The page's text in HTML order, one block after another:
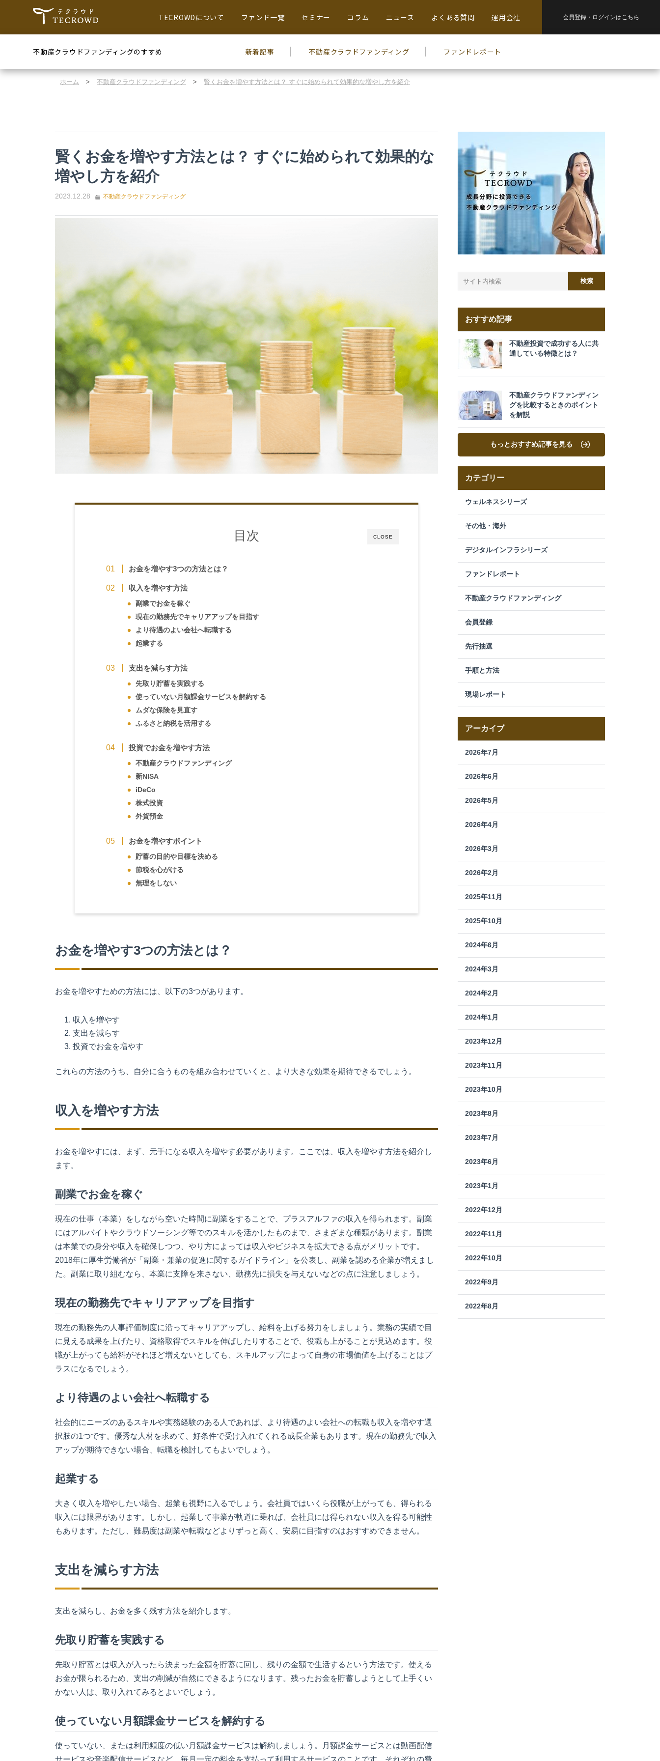
TECROWDについて ファンド一覧 セミナー コラム ニュース よくある質問 運用会社 会員登録・ ログインはこちら
不動産クラウドファンディングのすすめ 新着記事 不動産クラウドファンディング ファンドレポート
ホーム > 不動産クラウドファンディング > 賢くお金を増やす方法とは？ すぐに始められて効果的な増やし方を紹介
賢くお金を増やす方法とは？ すぐに始められて効果的な
増やし方を紹介
2023.12.28 不動産クラウドファンディング
CLOSE
目次
お金を増やす3つの方法とは？
収入を増やす方法
副業でお金を稼ぐ
現在の勤務先でキャリアアップを目指す
より待遇のよい会社へ転職する
起業する
支出を減らす方法
先取り貯蓄を実践する
使っていない月額課金サービスを解約する
ムダな保険を見直す
ふるさと納税を活用する
投資でお金を増やす方法
不動産クラウドファンディング
新NISA
iDeCo
株式投資
外貨預金
お金を増やすポイント
貯蓄の目的や目標を決める
節税を心がける
無理をしない
お金を増やす3つの方法とは？
お金を増やすための方法には、以下の3つがあります。
収入を増やす
支出を減らす
投資でお金を増やす
これらの方法のうち、自分に合うものを組み合わせていくと、より大きな効果を期待できるでしょう。
収入を増やす方法
お金を増やすには、まず、元手になる収入を増やす必要があります。ここでは、収入を増やす方法を紹介し
ます。
副業でお金を稼ぐ
現在の仕事（本業）をしながら空いた時間に副業をすることで、プラスアルファの収入を得られます。副業
にはアルバイトやクラウドソーシング等でのスキルを活かしたものまで、さまざまな種類があります。副業
は本業での身分や収入を確保しつつ、やり方によっては収入やビジネスを拡大できる点がメリットです。
2018年に厚生労働省が「副業・兼業の促進に関するガイドライン」を公表し、副業を認める企業が増えまし
た。副業に取り組むなら、本業に支障を来さない、勤務先に損失を与えないなどの点に注意しましょう。
現在の勤務先でキャリアアップを目指す
現在の勤務先の人事評価制度に沿ってキャリアアップし、給料を上げる努力をしましょう。業務の実績で目
に見える成果を上げたり、資格取得でスキルを伸ばしたりすることで、役職も上がることが見込めます。役
職が上がっても給料がそれほど増えないとしても、スキルアップによって自身の市場価値を上げることはプ
ラスになるでしょう。
より待遇のよい会社へ転職する
社会的にニーズのあるスキルや実務経験のある人であれば、より待遇のよい会社への転職も収入を増やす選
択肢の1つです。優秀な人材を求めて、好条件で受け入れてくれる成長企業もあります。現在の勤務先で収入
アップが期待できない場合、転職を検討してもよいでしょう。
起業する
大きく収入を増やしたい場合、起業も視野に入るでしょう。会社員ではいくら役職が上がっても、得られる
収入には限界があります。しかし、起業して事業が軌道に乗れば、会社員には得られない収入を得る可能性
もあります。ただし、難易度は副業や転職などよりずっと高く、安易に目指すのはおすすめできません。
支出を減らす方法
支出を減らし、お金を多く残す方法を紹介します。
先取り貯蓄を実践する
先取り貯蓄とは収入が入ったら決まった金額を貯蓄に回し、残りの金額で生活するという方法です。使える
お金が限られるため、支出の削減が自然にできるようになります。残ったお金を貯蓄しようとして上手くい
かない人は、取り入れてみるとよいでしょう。
使っていない月額課金サービスを解約する
使っていない、または利用頻度の低い月額課金サービスは解約しましょう。月額課金サービスとは動画配信
サービスや音楽配信サービスなど、毎月一定の料金を支払って利用するサービスのことです。それぞれの費
おすすめ記事
不動産投資で成功する人に共
通している特徴とは？
不動産クラウドファンディン
グを比較するときのポイント
を解説
もっとおすすめ記事を見る
カテゴリー
ウェルネスシリーズ
その他・海外
デジタルインフラシリーズ
ファンドレポート
不動産クラウドファンディング
会員登録
先行抽選
手順と方法
現場レポート
アーカイブ
2026年7月
2026年6月
2026年5月
2026年4月
2026年3月
2026年2月
2025年11月
2025年10月
2024年6月
2024年3月
2024年2月
2024年1月
2023年12月
2023年11月
2023年10月
2023年8月
2023年7月
2023年6月
2023年1月
2022年12月
2022年11月
2022年10月
2022年9月
2022年8月